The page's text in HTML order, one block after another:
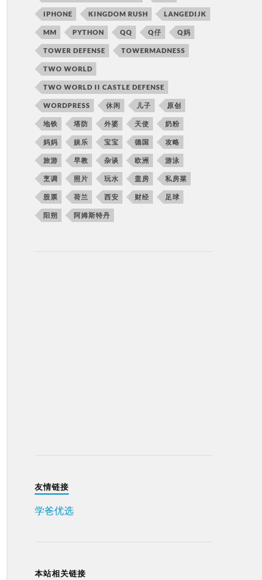
IPHONE KINGDOM RUSH LANGEDIJK
MM PYTHON QQ Q仔 Q妈
TOWER DEFENSE TOWERMADNESS
TWO WORLD
TWO WORLD II CASTLE DEFENSE
WORDPRESS 休闲 儿子 原创
地铁 塔防 外婆 天使 奶粉
妈妈 娱乐 宝宝 德国 攻略
旅游 早教 杂谈 欧洲 游泳
烹调 照片 玩水 盖房 私房菜
股票 荷兰 西安 财经 足球
阳朔 阿姆斯特丹
友情链接
学爸优选
本站相关链接